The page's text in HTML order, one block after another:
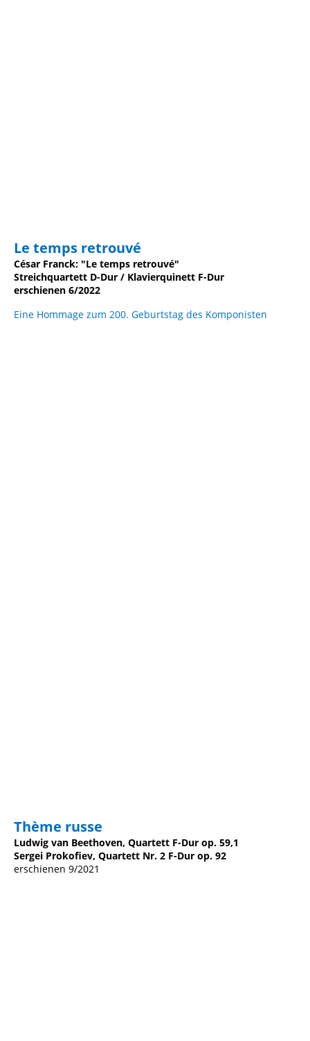
Le temps retrouvé
César Franck: "Le temps retrouvé"
Streichquartett D-Dur / Klavierquinett F-Dur
erschienen 6/2022
Eine Hommage zum 200. Geburtstag des Komponisten
Thème russe
Ludwig van Beethoven, Quartett F-Dur op. 59,1
Sergei Prokofiev, Quartett Nr. 2 F-Dur op. 92
erschienen 9/2021